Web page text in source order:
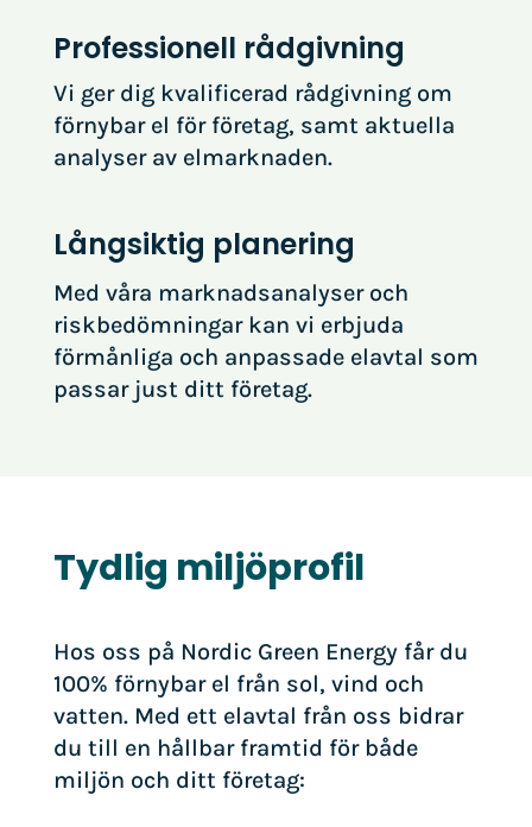
Professionell rådgivning
Vi ger dig kvalificerad rådgivning om
förnybar el för företag, samt aktuella
analyser av elmarknaden.
Långsiktig planering
Med våra marknadsanalyser och
riskbedömningar kan vi erbjuda
förmånliga och anpassade elavtal som
passar just ditt företag.
Tydlig miljöprofil
Hos oss på Nordic Green Energy får du
100% förnybar el från sol, vind och
vatten. Med ett elavtal från oss bidrar
du till en hållbar framtid för både
miljön och ditt företag: